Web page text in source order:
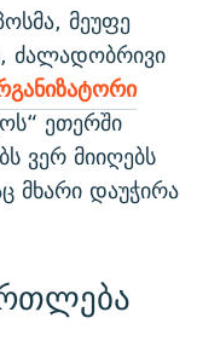
მეუფე
ძალადობრივი
ეთერში
ვერ მიიღებს
მხარი დაუჭირა